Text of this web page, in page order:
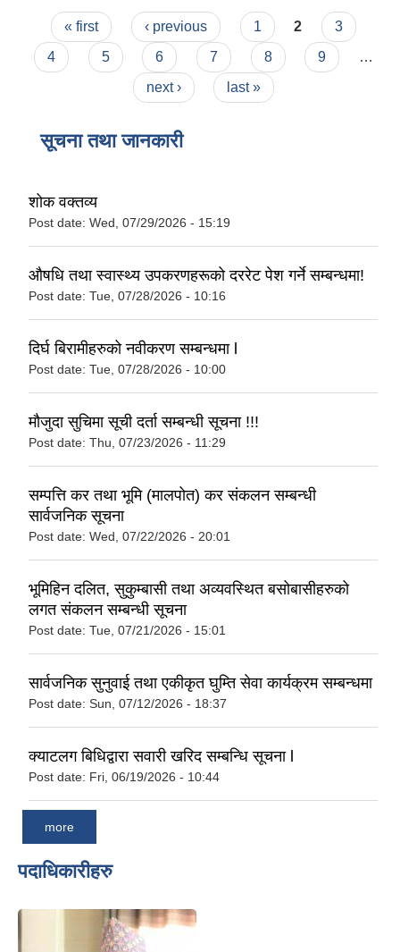
Pages
« first ‹ previous 1 2
3
4
5 6 7 8 9
…
next ›
last »
सूचना तथा जानकारी
शोक वक्तव्य
Post date: Wed, 07/29/2026 - 15:19
औषधि तथा स्वास्थ्य उपकरणहरूको दररेट पेश गर्ने सम्बन्धमा!
Post date: Tue, 07/28/2026 - 10:16
दिर्घ बिरामीहरुको नवीकरण सम्बन्धमा l
Post date: Tue, 07/28/2026 - 10:00
मौजुदा सुचिमा सूची दर्ता सम्बन्धी सूचना !!!
Post date: Thu, 07/23/2026 - 11:29
सम्पत्ति कर तथा भूमि (मालपोत) कर संकलन सम्बन्धी
सार्वजनिक सूचना
Post date: Wed, 07/22/2026 - 20:01
भूमिहिन दलित, सुकुम्बासी तथा अव्यवस्थित बसोबासीहरुको
लगत संकलन सम्बन्धी सूचना
Post date: Tue, 07/21/2026 - 15:01
सार्वजनिक सुनुवाई तथा एकीकृत घुम्ति सेवा कार्यक्रम सम्बन्धमा
Post date: Sun, 07/12/2026 - 18:37
क्याटलग बिधिद्वारा सवारी खरिद सम्बन्धि सूचना l
Post date: Fri, 06/19/2026 - 10:44
more
पदाधिकारीहरु